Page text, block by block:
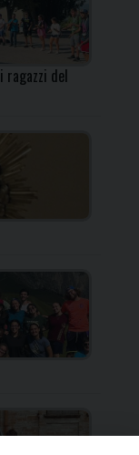
ragazzi del